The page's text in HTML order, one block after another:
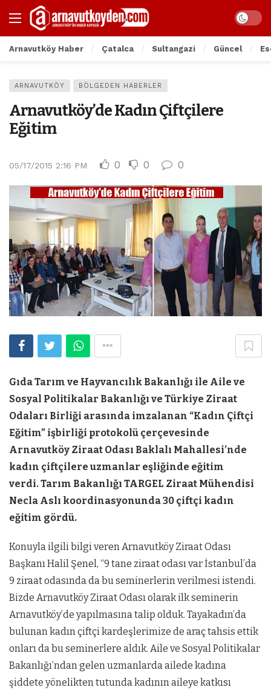
Arnavutköy Haber Çatalca Sultangazi Güncel
ARNAVUTKÖY BÖLGEDEN HABERLER
Arnavutköy’de Kadın Çiftçilere
Eğitim
05/17/2015 2:16 PM 0 0 0
Gıda Tarım ve Hayvancılık Bakanlığı ile Aile ve
Sosyal Politikalar Bakanlığı ve Türkiye Ziraat
Odaları Birliği arasında imzalanan “Kadın Çiftçi
Eğitim” işbirliği protokolü çerçevesinde
Arnavutköy Ziraat Odası Baklalı Mahallesi’nde
kadın çiftçilere uzmanlar eşliğinde eğitim
verdi. Tarım Bakanlığı TARGEL Ziraat Mühendisi
Necla Aslı koordinasyonunda 30 çiftçi kadın
eğitim gördü.
Konuyla ilgili bilgi veren Arnavutköy Ziraat Odası
Başkanı Halil Şenel, “9 tane ziraat odası var İstanbul’da
9 ziraat odasında da bu seminerlerin verilmesi istendi.
Bizde Arnavutköy Ziraat Odası olarak ilk seminerin
Arnavutköy’de yapılmasına talip olduk. Tayakadın’da
bulunan kadın çiftçi kardeşlerimize de araç tahsis ettik
onları da bu seminerlere aldık. Aile ve Sosyal Politikalar
Bakanlığı’ndan gelen uzmanlarda ailede kadına
şiddete yönelikten tutunda kadının aileye katkısı